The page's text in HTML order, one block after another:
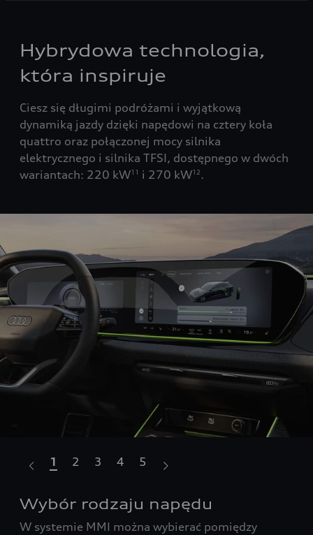
Hybrydowa technologia,
która inspiruje
Ciesz się długimi podróżami i wyjątkową
dynamiką jazdy dzięki napędowi na cztery koła
quattro oraz połączonej mocy silnika
elektrycznego i silnika TFSI, dostępnego w dwóch
wariantach: 220 kW11 i 270 kW12 .
Wybór rodzaju napędu
W systemie MMI można wybierać pomiędzy
1 2 3 4 5